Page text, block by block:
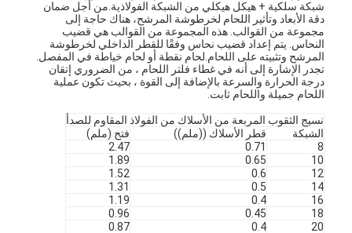
شبكة سلكية + هيكل هيكلي من الشبكة الفولاذية.من أجل ضمان
دقة الأبعاد وتأثير اللحام لخرطوشة المرشح، هناك حاجة إلى
مجموعة من القوالب. هذه المجموعة من القوالب هي قضيب
النحاس. يتم إعداد قضيب نحاس وفقًا للقطر الداخلي لخرطوشة
المرشح وتثبيته على اللحام.لحام نقطة أو لحام خياطة في المفصل.
تجدر الإشارة إلى أنه في غطاء فلتر اللحام ، من الضروري إتقان
درجة الحرارة والسرعة بالإضافة إلى القوة ، بحيث تكون عملية
اللحام جميلة واللحام ثابت.
نسيج الثقوب المربعة من الأسلاك من الفولاذ المقاوم للصدأ
الشبكة
قطر الأسلاك ((ملم))
فتح (ملم)
8
0.71
2.47
10
0.65
1.89
12
0.6
1.52
14
0.5
1.31
16
0.4
1.19
18
0.45
0.96
20
0.4
0.87